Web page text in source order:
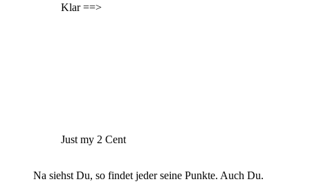
Klar ==>
Just my 2 Cent
Na siehst Du, so findet jeder seine Punkte. Auch Du.